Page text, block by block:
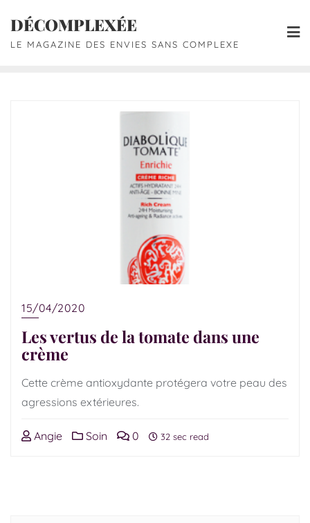
DÉCOMPLEXÉE
LE MAGAZINE DES ENVIES SANS COMPLEXE
15/04/2020
Les vertus de la tomate dans une
crème
Cette crème antioxydante protégera votre peau des
agressions extérieures.
Angie Soin 0 32 sec read